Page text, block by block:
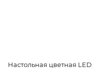
Настольная цветная LED